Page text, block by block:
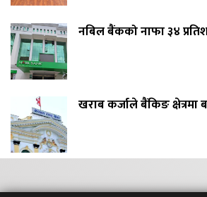
नबिल बैंकको नाफा ३४
खराब कर्जाले बैंकिङ क्षेत्रमा